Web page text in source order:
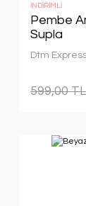
İNDİRİMLİ
Pembe
Supla
Dtm
599,00 TL